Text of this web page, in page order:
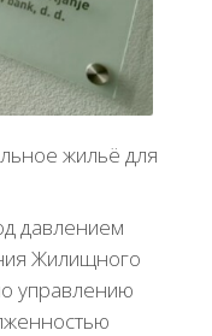
жильё для
давлением
Жилищного
управлению